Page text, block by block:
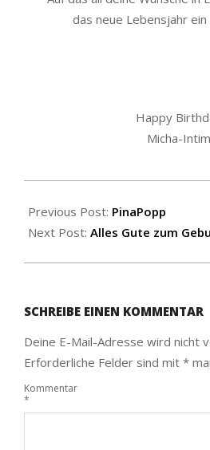
das neue Lebensjahr
Happy
Micha-Intim
11-
04
Previous Post: PinaPopp
Next Post: Alles Gute zum
SCHREIBE EINEN KOMMENTAR
Deine E-Mail-Adresse wird nicht
Erforderliche Felder sind mit *
Kommentar
*